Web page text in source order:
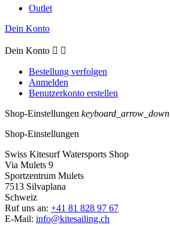
Outlet
Dein Konto
Dein Konto  
Bestellung verfolgen
Anmelden
Benutzerkonto erstellen
Shop-Einstellungen keyboard_arrow_down
Shop-Einstellungen
Swiss Kitesurf Watersports Shop
Via Mulets 9
Sportzentrum Mulets
7513 Silvaplana
Schweiz
Ruf uns an: +41 81 828 97 67
E-Mail: info@kitesailing.ch